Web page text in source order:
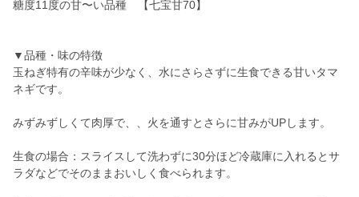
糖度11度の甘〜い品種 【七宝甘70】
▼品種・味の特徴
玉ねぎ特有の辛味が少なく、水にさらさずに生食できる甘いタマ
ネギです。
みずみずしくて肉厚で、、火を通すとさらに甘みがUPします。
生食の場合：スライスして洗わずに30分ほど冷蔵庫に入れるとサ
ラダなどでそのままおいしく食べられます。